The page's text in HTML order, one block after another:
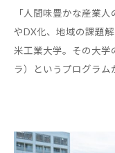
い
キ
ャ
援
「人間味豊かな産業
やDX化、地域の課題
米工業大学。その大学
ラ）というプログラム